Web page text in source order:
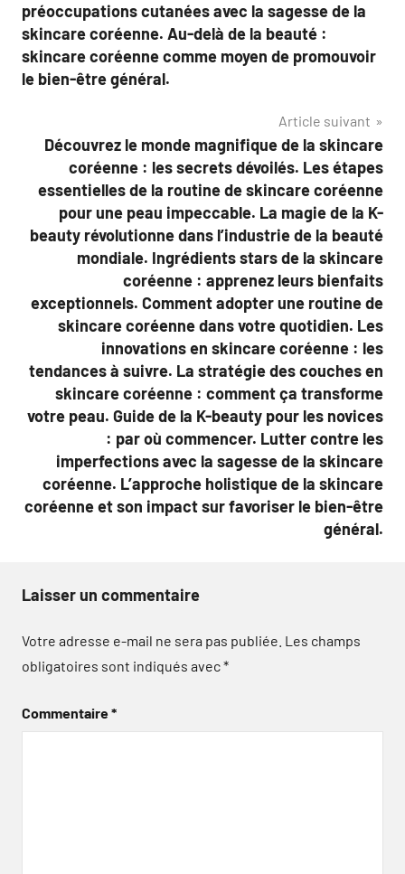
préoccupations cutanées avec la sagesse de la
skincare coréenne. Au-delà de la beauté :
skincare coréenne comme moyen de promouvoir
le bien-être général.
Article suivant
Découvrez le monde magnifique de la skincare
coréenne : les secrets dévoilés. Les étapes
essentielles de la routine de skincare coréenne
pour une peau impeccable. La magie de la K-
beauty révolutionne dans l’industrie de la beauté
mondiale. Ingrédients stars de la skincare
coréenne : apprenez leurs bienfaits
exceptionnels. Comment adopter une routine de
skincare coréenne dans votre quotidien. Les
innovations en skincare coréenne : les
tendances à suivre. La stratégie des couches en
skincare coréenne : comment ça transforme
votre peau. Guide de la K-beauty pour les novices
: par où commencer. Lutter contre les
imperfections avec la sagesse de la skincare
coréenne. L’approche holistique de la skincare
coréenne et son impact sur favoriser le bien-être
général.
Laisser un commentaire
Votre adresse e-mail ne sera pas publiée. Les champs
obligatoires sont indiqués avec*
Commentaire*